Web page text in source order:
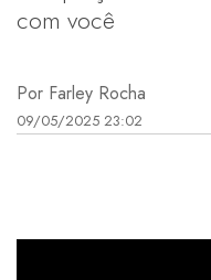
com você
Por Farley Rocha
09/05/2025 23:02